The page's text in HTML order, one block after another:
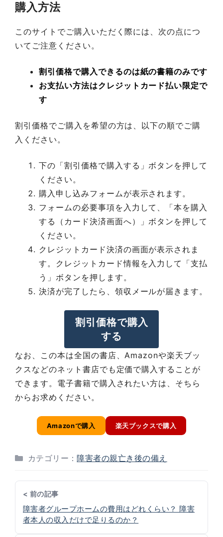
購入方法
このサイトでご購入いただく際には、次の点につ
いてご注意ください。
割引価格で購入できるのは紙の書籍のみです
お支払い方法はクレジットカード払い限定で
す
割引価格でご購入を希望の方は、以下の順でご購
入ください。
下の「割引価格で購入する」ボタンを押して
ください。
購入申し込みフォームが表示されます。
フォームの必要事項を入力して、「本を購入
する（カード決済画面へ）」ボタンを押して
ください。
クレジットカード決済の画面が表示されま
す。クレジットカード情報を入力して「支払
う」ボタンを押します。
決済が完了したら、領収メールが届きます。
割引価格で購入
する
なお、この本は全国の書店、Amazonや楽天ブッ
クスなどのネット書店でも定価で購入することが
できます。電子書籍で購入されたい方は、そちら
からお求めください。
Amazonで購入 楽天ブックスで購入
カテゴリー：障害者の親亡き後の備え
< 前の記事
障害者グループホームの費用はどれくらい？ 障害
者本人の収入だけで足りるのか？